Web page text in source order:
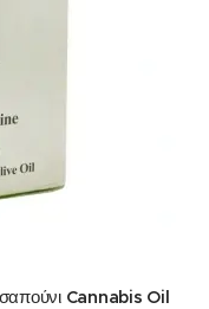
Cannabis Oil